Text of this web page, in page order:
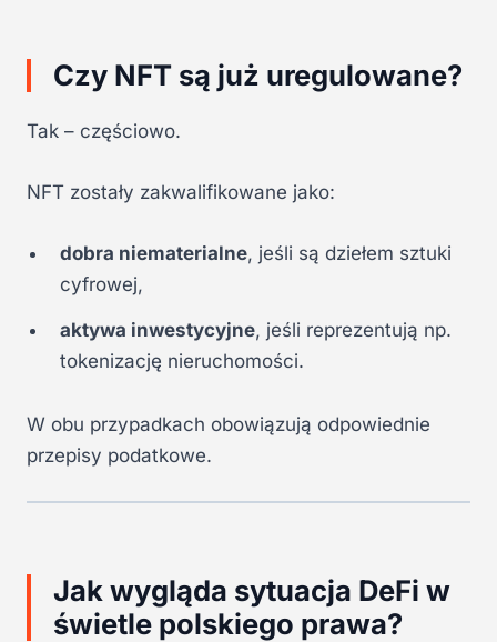
Czy NFT są już uregulowane?
Tak – częściowo.
NFT zostały zakwalifikowane jako:
dobra niematerialne, jeśli są dziełem sztuki
cyfrowej,
aktywa inwestycyjne, jeśli reprezentują np.
tokenizację nieruchomości.
W obu przypadkach obowiązują odpowiednie
przepisy podatkowe.
Jak wygląda sytuacja DeFi w
świetle polskiego prawa?